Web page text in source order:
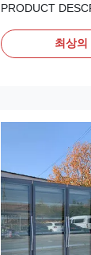
PRODUCT
transparent
360°
최상의